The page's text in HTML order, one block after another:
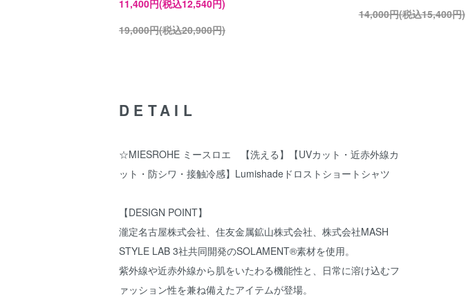
11,400円(税込12,540円)
19,000円(税込20,900円)
14,000円(税込15,400円)
DETAIL
☆MIESROHE ミースロエ 【洗える】【UVカット・近赤外線カ
ット・防シワ・接触冷感】Lumishadeドロストショートシャツ
【DESIGN POINT】
瀧定名古屋株式会社、住友金属鉱山株式会社、株式会社MASH
STYLE LAB 3社共同開発のSOLAMENT®素材を使用。
紫外線や近赤外線から肌をいたわる機能性と、日常に溶け込むフ
ァッション性を兼ね備えたアイテムが登場。